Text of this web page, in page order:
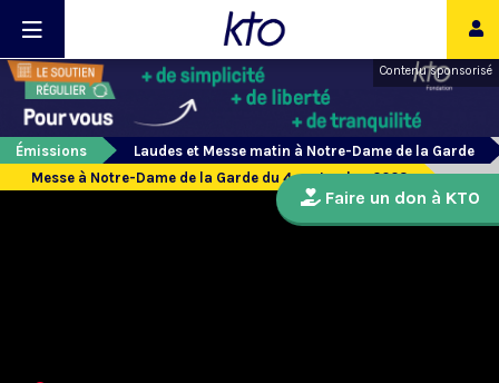
Contenu sponsorisé
Émissions
Laudes et Messe matin à Notre-Dame de la Garde
Messe à Notre-Dame de la Garde du 4 septembre 2023
Faire un don à KTO